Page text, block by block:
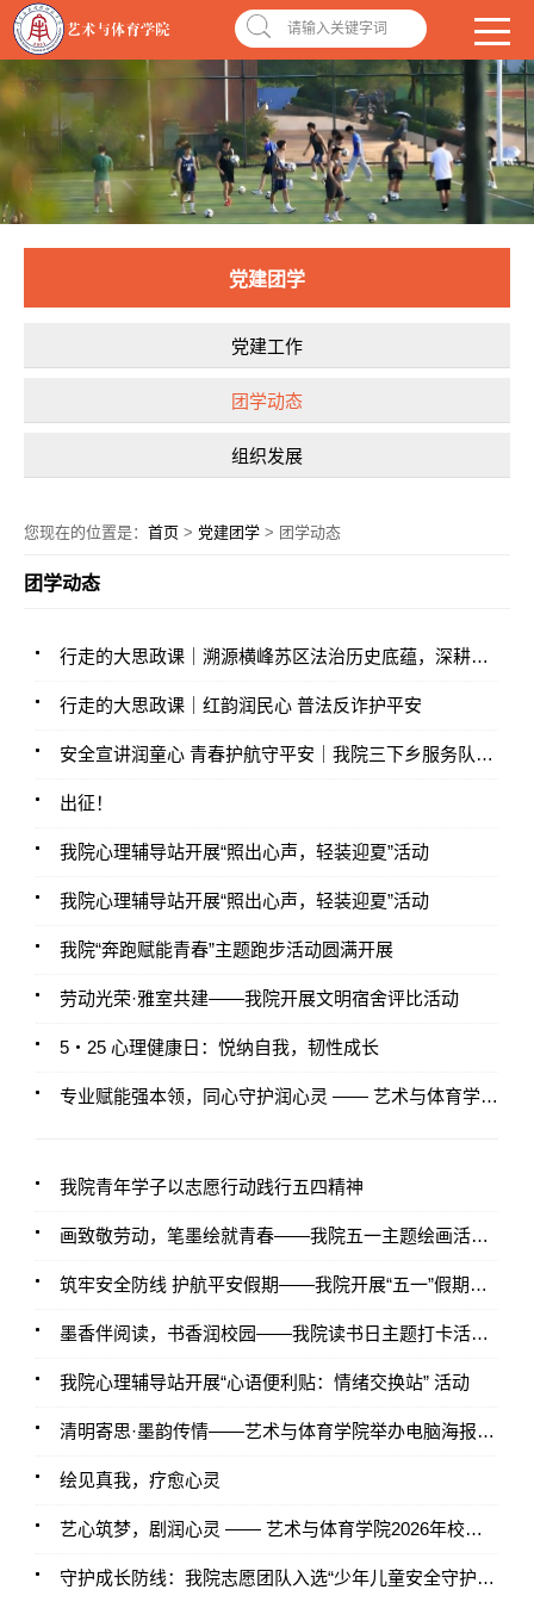
南昌应用技术师范学院，助你圆梦! 学校首页| OA系统 违反师德举报信箱
请输入关键字词
党建团学
党建工作
团学动态
组织发展
您现在的位置是： 首页 > 党建团学 > 团学动态
团学动态
行走的大思政课｜溯源横峰苏区法治历史底蕴，深耕红色法治思政育人阵地
行走的大思政课｜红韵润民心 普法反诈护平安
安全宣讲润童心 青春护航守平安｜我院三下乡服务队开展暑期社会实践活动
出征！
我院心理辅导站开展“照出心声，轻装迎夏”活动
我院心理辅导站开展“照出心声，轻装迎夏”活动
我院“奔跑赋能青春”主题跑步活动圆满开展
劳动光荣·雅室共建——我院开展文明宿舍评比活动
5・25 心理健康日：悦纳自我，韧性成长
专业赋能强本领，同心守护润心灵 —— 艺术与体育学院心理骨干培训
我院青年学子以志愿行动践行五四精神
画致敬劳动，笔墨绘就青春——我院五一主题绘画活动圆满开展
筑牢安全防线 护航平安假期——我院开展“五一”假期安全稳定工作部署与主题班会教育
墨香伴阅读，书香润校园——我院读书日主题打卡活动圆满开展
我院心理辅导站开展“心语便利贴：情绪交换站” 活动
清明寄思·墨韵传情——艺术与体育学院举办电脑海报设计比赛
绘见真我，疗愈心灵
艺心筑梦，剧润心灵 —— 艺术与体育学院2026年校园心理情景剧大赛
守护成长防线：我院志愿团队入选“少年儿童安全守护计划”管道保护行动